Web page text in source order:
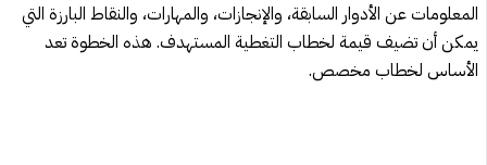
المعلومات عن الأدوار السابقة، والإنجازات، والمهارات، والنقاط البارزة التي
يمكن أن تضيف قيمة لخطاب التغطية المستهدف. هذه الخطوة تعد
الأساس لخطاب مخصص.